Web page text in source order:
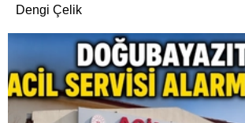
Dengi Çelik